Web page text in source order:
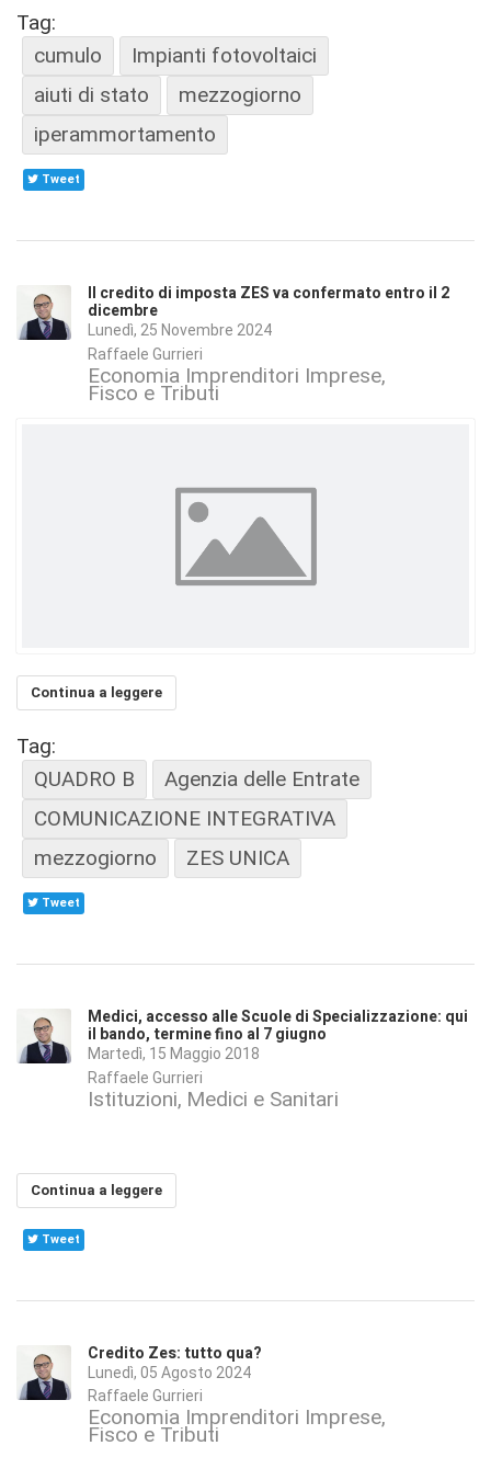
Tag:
cumulo
Impianti fotovoltaici
aiuti di stato
mezzogiorno
iperammortamento
Tweet
Il credito di imposta ZES va confermato entro il 2
dicembre
Lunedì, 25 Novembre 2024
Raffaele Gurrieri
Economia Imprenditori Imprese
Fisco e Tributi
Continua a leggere
Tag:
QUADRO B
Agenzia delle Entrate
COMUNICAZIONE INTEGRATIVA
mezzogiorno
ZES UNICA
Tweet
Medici, accesso alle Scuole di Specializzazione: qui
il bando, termine fino al 7 giugno
Martedì, 15 Maggio 2018
Raffaele Gurrieri
Istituzioni Medici e Sanitari
Continua a leggere
Tweet
Credito Zes: tutto qua?
Lunedì, 05 Agosto 2024
Raffaele Gurrieri
Economia Imprenditori Imprese
Fisco e Tributi